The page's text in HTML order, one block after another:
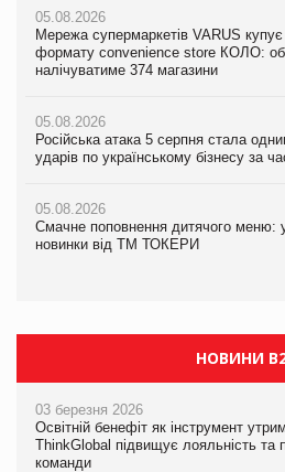
05.08.2026
Мережа супермаркетів VARUS
формату convenience store КОЛО:
налічуватиме 374 магазини
05.08.2026
Російська атака 5 серпня стала
ударів по українському бізнесу за
05.08.2026
Смачне поповнення дитячого меню:
новинки від ТМ ТОКЕРИ
05.08.2026
Смачне поповнення дитячого меню: у
новинки від ТМ ТОКЕРИ
05.08.2026
Сергій Лісунов про заморожені
PrivateLabel&FMCG Master 2026
04.08.2026
Через атаку РФ у Дніпрі
Millennium
05.08.2026
Adidas витратила понад $1 млрд на
продуктів
НОВИНИ
03 березня 2026
Освітній бенефіт як інструмент
ThinkGlobal підвищує лояльність та
команди